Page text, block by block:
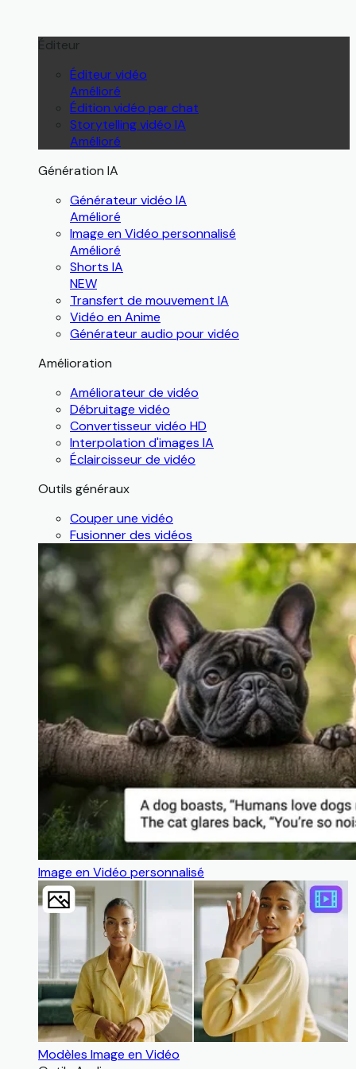
Éditeur
Éditeur vidéo
Amélioré
Édition vidéo par chat
Storytelling vidéo IA
Amélioré
Génération IA
Générateur vidéo IA
Amélioré
Image en Vidéo personnalisé
Amélioré
Shorts IA
NEW
Transfert de mouvement IA
Vidéo en Anime
Générateur audio pour vidéo
Amélioration
Améliorateur de vidéo
Débruitage vidéo
Convertisseur vidéo HD
Interpolation d'images IA
Éclaircisseur de vidéo
Outils généraux
Couper une vidéo
Fusionner des vidéos
Image en Vidéo personnalisé
Modèles Image en Vidéo